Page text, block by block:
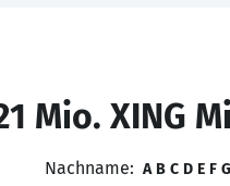
Mio. XING
Nachname: A B C D E F G